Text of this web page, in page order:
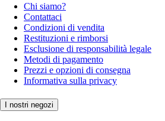
Chi siamo?
Contattaci
Condizioni di vendita
Restituzioni e rimborsi
Esclusione di responsabilità legale
Metodi di pagamento
Prezzi e opzioni di consegna
Informativa sulla privacy
I nostri negozi